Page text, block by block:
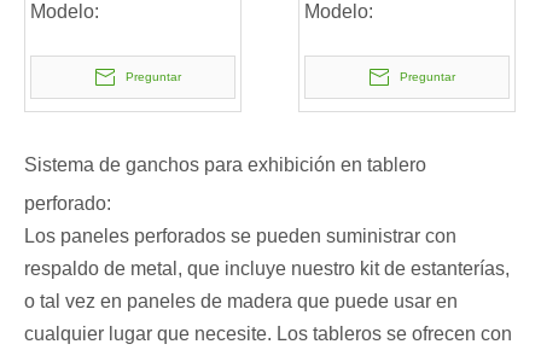
Modelo:
Preguntar
Modelo:
Preguntar
Sistema de ganchos para exhibición en tablero
perforado:
Los paneles perforados se pueden suministrar con
respaldo de metal, que incluye nuestro kit de estanterías,
o tal vez en paneles de madera que puede usar en
cualquier lugar que necesite. Los tableros se ofrecen con